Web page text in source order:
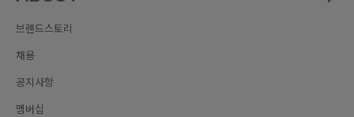
브랜드스토리
채용
공지사항
멤버십